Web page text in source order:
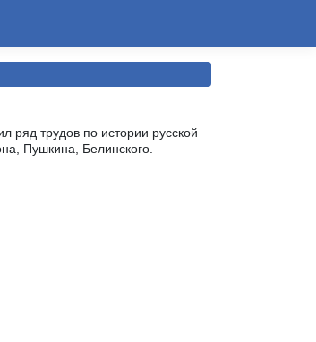
ряд трудов по истории русской
Пушкина, Белинского.